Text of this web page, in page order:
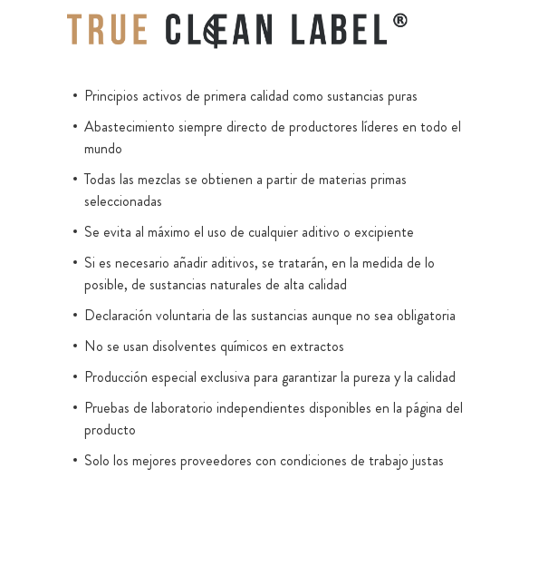
Principios activos de primera calidad como sustancias puras
Abastecimiento siempre directo de productores líderes en todo el
mundo
Todas las mezclas se obtienen a partir de materias primas
seleccionadas
Se evita al máximo el uso de cualquier aditivo o excipiente
Si es necesario añadir aditivos, se tratarán, en la medida de lo
posible, de sustancias naturales de alta calidad
Declaración voluntaria de las sustancias aunque no sea obligatoria
No se usan disolventes químicos en extractos
Producción especial exclusiva para garantizar la pureza y la calidad
Pruebas de laboratorio independientes disponibles en la página del
producto
Solo los mejores proveedores con condiciones de trabajo justas